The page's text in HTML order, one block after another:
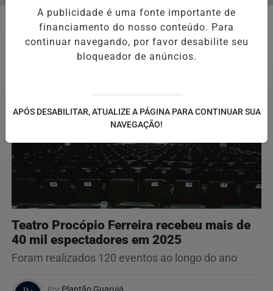
EM ALTA
Entretenimento
Teatro Procópio Ferreira recebeu mais de
40 mil espectadores em 2025
Foram realizados 120 eventos ao longo do ano
PorPlantão Guarujá
A publicidade é uma fonte importante de
financiamento do nosso conteúdo. Para
continuar navegando, por favor desabilite seu
bloqueador de anúncios.
APÓS DESABILITAR, ATUALIZE A PÁGINA PARA CONTINUAR SUA
NAVEGAÇÃO!